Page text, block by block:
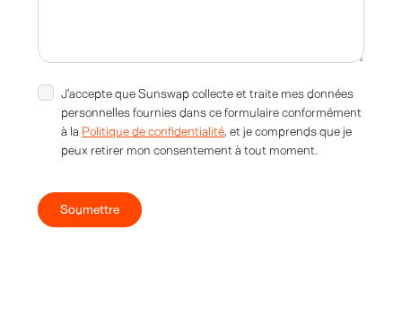
J'accepte que Sunswap collecte et traite mes données
personnelles fournies dans ce formulaire conformément
à la Politique de confidentialité, et je comprends que je
peux retirer mon consentement à tout moment.